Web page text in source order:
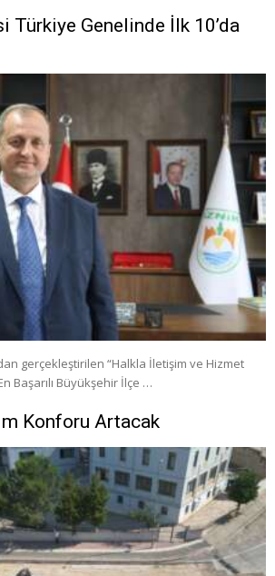
Türkiye Genelinde İlk 10’da
gerçekleştirilen “Halkla İletişim ve Hizmet
Başarılı Büyükşehir İlçe …
Konforu Artacak